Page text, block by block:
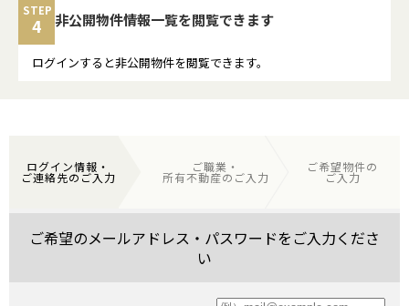
STEP
4 非公開物件情報一覧を閲覧できます
ログインすると非公開物件を閲覧できます。
ログイン情報・
ご連絡先のご入力
ご職業・
所有不動産のご入力
ご希望物件の
ご入力
ご希望のメールアドレス・パスワードをご入力くださ
い